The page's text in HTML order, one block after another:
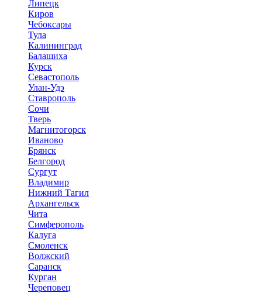
Липецк
Киров
Чебоксары
Тула
Калининград
Балашиха
Курск
Севастополь
Улан-Удэ
Ставрополь
Сочи
Тверь
Магнитогорск
Иваново
Брянск
Белгород
Сургут
Владимир
Нижний Тагил
Архангельск
Чита
Симферополь
Калуга
Смоленск
Волжский
Саранск
Курган
Череповец